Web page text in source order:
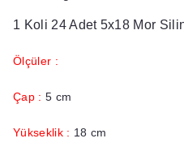
1 Koli 24 Adet 5x18 Mor
Ölçüler :
Çap : 5 cm
Yükseklik : 18 cm